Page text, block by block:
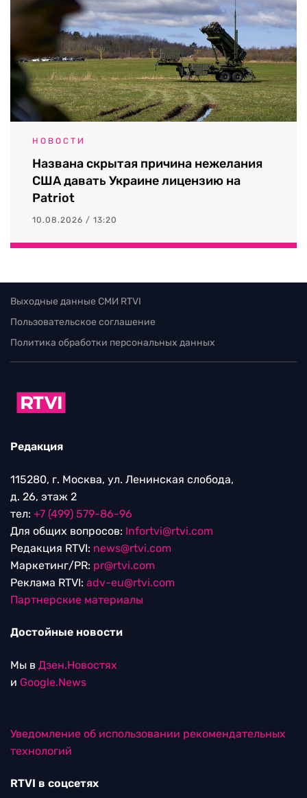
НОВОСТИ
Названа скрытая причина нежелания
США давать Украине лицензию на
Patriot
10.08.2026 / 13:20
Выходные данные СМИ RTVI
Пользовательское соглашение
Политика обработки персональных данных
Редакция
115280, г. Москва, ул. Ленинская слобода,
д. 26, этаж 2
тел: +7 (499) 579-86-96
Для общих вопросов: Infortvi@rtvi.com
Редакция RTVI: news@rtvi.com
Маркетинг/PR: pr@rtvi.com
Реклама RTVI: adv-eu@rtvi.com
Партнерские материалы
Достойные новости
Мы в Дзен.Новостях
и Google.News
Уведомление об использовании рекомендательных
технологий
RTVI в соцсетях